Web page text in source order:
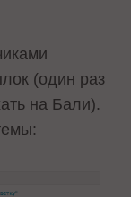
(один раз
на Бали).